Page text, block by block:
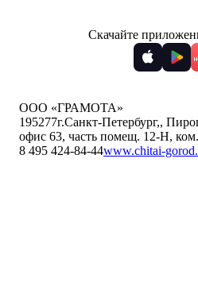
Скачайте
ООО «ГРАМОТА»
195277г.Санкт-Петербург,,
офис 63, часть помещ. 12-Н,
8 495 424-84-44www.chitai-